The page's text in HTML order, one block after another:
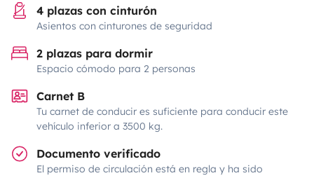
4 plazas con cinturón
Asientos con cinturones de seguridad
2 plazas para dormir
Espacio cómodo para 2 personas
Carnet B
Tu carnet de conducir es suficiente para conducir este
vehículo inferior a 3500 kg.
Documento verificado
El permiso de circulación está en regla y ha sido